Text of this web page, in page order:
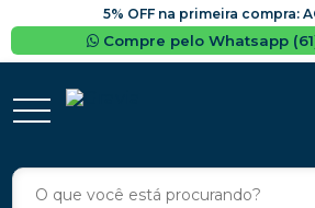
5% OFF na primeira compra:
Compre pelo Whatsapp